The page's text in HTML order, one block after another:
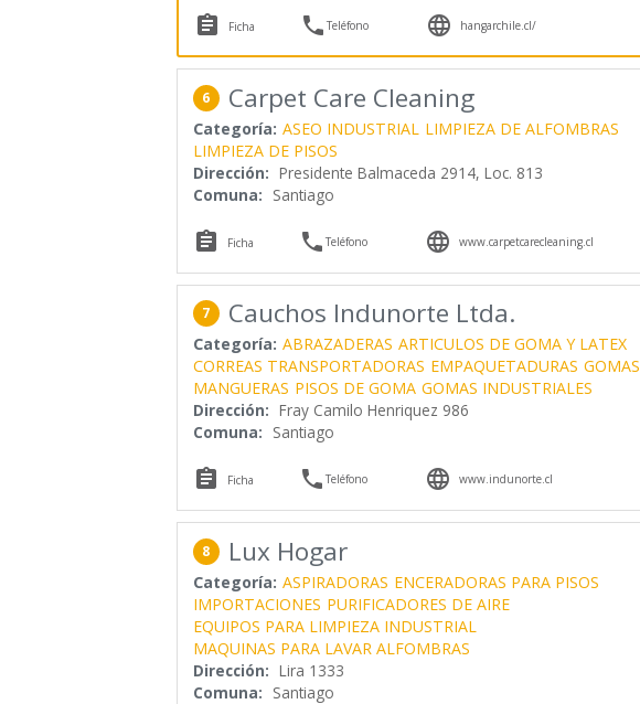
 Ficha Teléfono  hangarchile.cl/
6 Carpet Care Cleaning
Categoría: ASEO INDUSTRIAL LIMPIEZA DE ALFOMBRAS
LIMPIEZA DE PISOS
Dirección: Presidente Balmaceda 2914, Loc. 813
Comuna: Santiago
 Ficha Teléfono  www.carpetcarecleaning.cl
7 Cauchos Indunorte Ltda.
Categoría: ABRAZADERAS ARTICULOS DE GOMA Y LATEX
CORREAS TRANSPORTADORAS EMPAQUETADURAS GOMAS
MANGUERAS PISOS DE GOMA GOMAS INDUSTRIALES
Dirección: Fray Camilo Henriquez 986
Comuna: Santiago
 Ficha Teléfono  www.indunorte.cl
8 Lux Hogar
Categoría: ASPIRADORAS ENCERADORAS PARA PISOS
IMPORTACIONES PURIFICADORES DE AIRE
EQUIPOS PARA LIMPIEZA INDUSTRIAL
MAQUINAS PARA LAVAR ALFOMBRAS
Dirección: Lira 1333
Comuna: Santiago